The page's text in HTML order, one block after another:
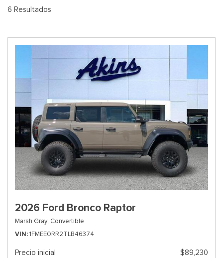
6 Resultados
2026 Ford Bronco Raptor
Marsh Gray, Convertible
VIN 1FMEE0RR2TLB46374
Precio inicial
$89,230